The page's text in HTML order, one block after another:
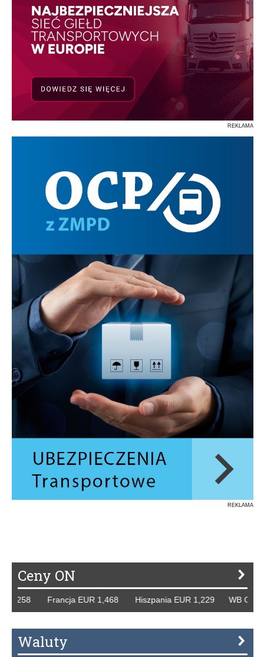
REKLAMA
REKLAMA
Ceny ON
Francja EUR 1,468 Hiszpania EUR 1,229 WB GBP
Waluty